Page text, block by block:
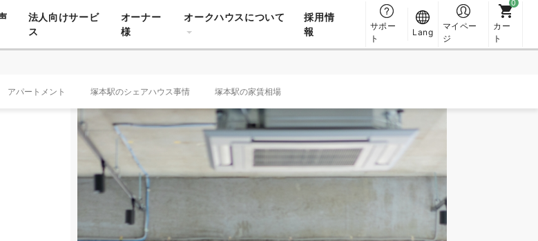
法人向けサービ
ス
オーナー
様
オークハウスについて
採用情
報
サポー
ト
Lang
マイペー
ジ
カー
ト
アパートメント 塚本駅のシェアハウス事情 塚本駅の家賃相場